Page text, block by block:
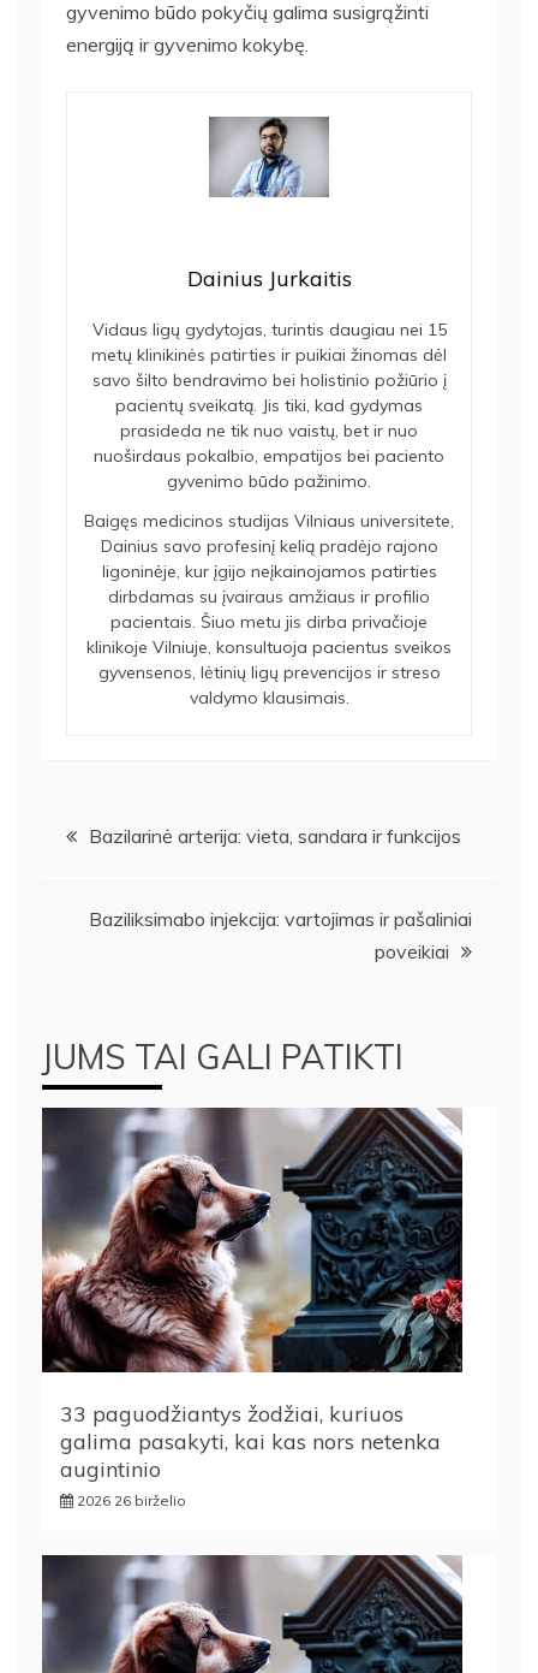
gyvenimo būdo pokyčių galima susigrąžinti
energiją ir gyvenimo kokybę.
Dainius Jurkaitis
Vidaus ligų gydytojas, turintis daugiau nei 15
metų klinikinės patirties ir puikiai žinomas dėl
savo šilto bendravimo bei holistinio požiūrio į
pacientų sveikatą. Jis tiki, kad gydymas
prasideda ne tik nuo vaistų, bet ir nuo
nuoširdaus pokalbio, empatijos bei paciento
gyvenimo būdo pažinimo.
Baigęs medicinos studijas Vilniaus universitete,
Dainius savo profesinį kelią pradėjo rajono
ligoninėje, kur įgijo neįkainojamos patirties
dirbdamas su įvairaus amžiaus ir profilio
pacientais. Šiuo metu jis dirba privačioje
klinikoje Vilniuje, konsultuoja pacientus sveikos
gyvensenos, lėtinių ligų prevencijos ir streso
valdymo klausimais.
Navigacija
Bazilarinė arterija: vieta, sandara ir funkcijos
Baziliksimabo injekcija: vartojimas ir pašaliniai
poveikiai
JUMS TAI GALI PATIKTI
33 paguodžiantys žodžiai, kuriuos
galima pasakyti, kai kas nors netenka
augintinio
2026 26 birželio